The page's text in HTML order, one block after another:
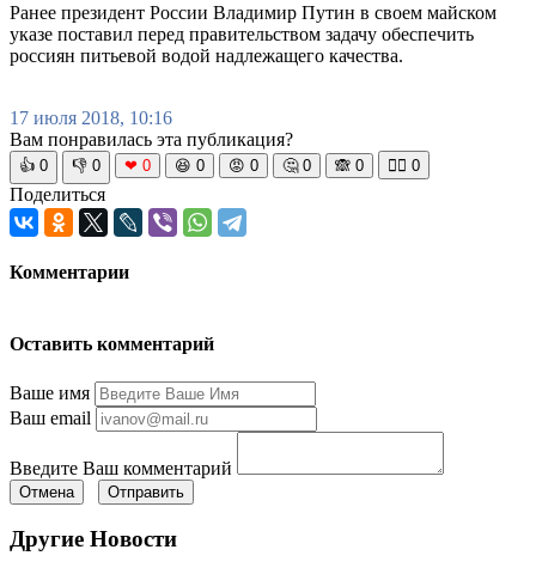
Ранее президент России Владимир Путин в своем майском
указе поставил перед правительством задачу обеспечить
россиян питьевой водой надлежащего качества.
17 июля 2018, 10:16
Вам понравилась эта публикация?
👍 0 👎 0 ❤ 0 😆 0 😡 0 🤔 0 🙈 0 🧘‍♀️ 0
Поделиться
Комментарии
Оставить комментарий
Ваше имя
Ваш email
Введите Ваш комментарий
Отмена Отправить
Другие Новости